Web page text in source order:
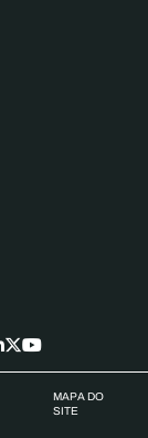
MAPA DO
SITE